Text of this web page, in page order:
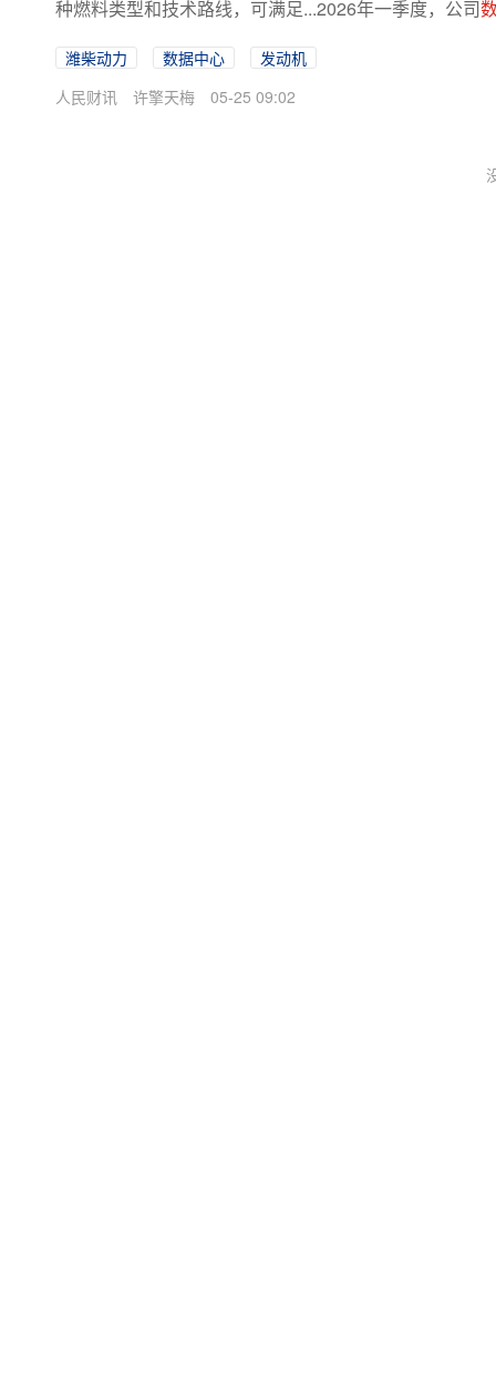
种燃料类型和技术路线，可满足...2026年一季度，公司
潍柴动力 数据中心
发动机
人民财讯
许擎天梅 05-25 09:02